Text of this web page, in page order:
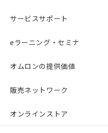
サービスサポート
eラーニング・セミナ
オムロンの提供価値
販売ネットワーク
オンラインストア